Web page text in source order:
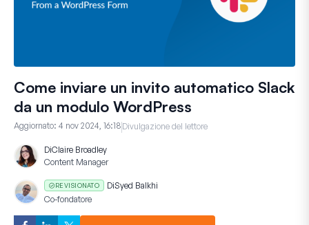
Come inviare un invito automatico Slack
da un modulo WordPress
Aggiornato: 4 nov 2024, 16:18 Divulgazione del lettore
DiClaire Broadley
Content Manager
REVISIONATO DiSyed Balkhi
Co-fondatore